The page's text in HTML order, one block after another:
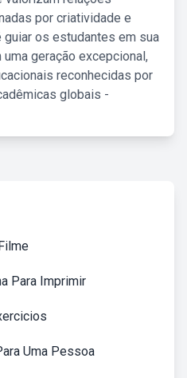
por criatividade e
os estudantes em sua
geração excepcional,
reconhecidas por
globais -
Para Imprimir
Uma Pessoa